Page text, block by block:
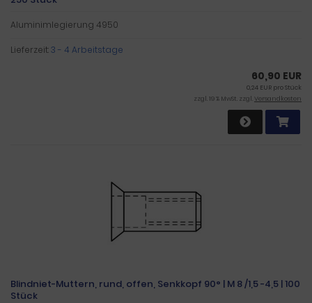
Aluminimlegierung 4950
Lieferzeit:3 - 4 Arbeitstage
60,90 EUR
0,24 EUR pro Stück
zzgl. 19 % MwSt. zzgl.Versandkosten
Blindniet-Muttern, rund, offen, Senkkopf 90° | M 8 /1,5 -4,5 | 100
Stück